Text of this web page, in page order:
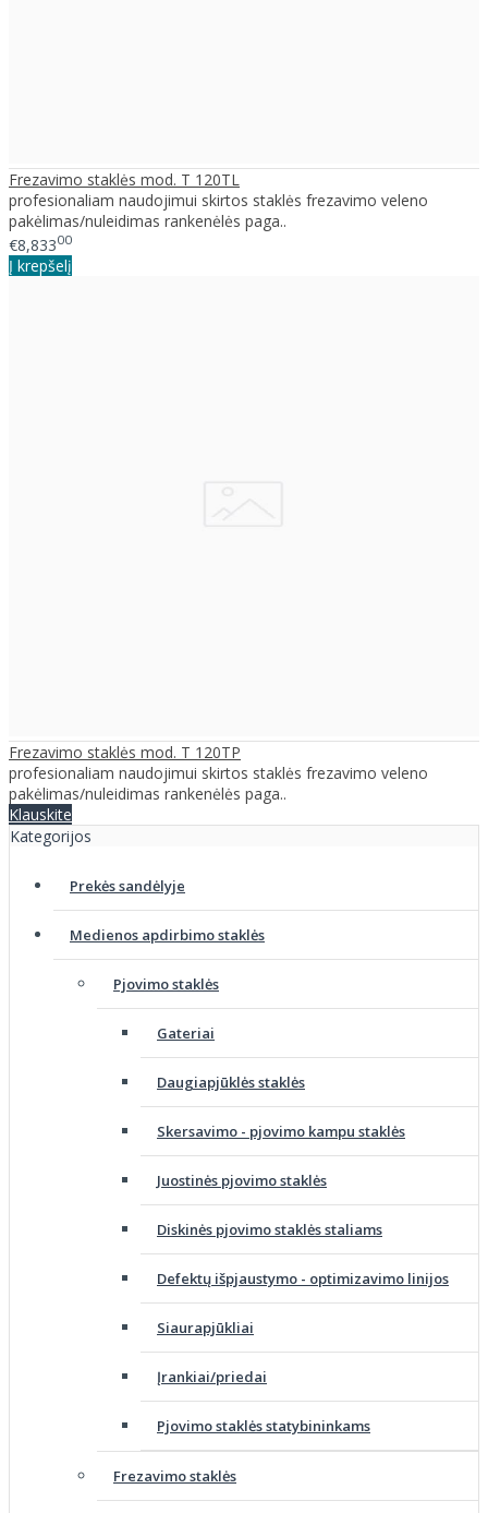
Frezavimo staklės mod. T 120TL
profesionaliam naudojimui skirtos staklės frezavimo veleno
pakėlimas/nuleidimas rankenėlės paga..
€8,83300
Į krepšelį
Frezavimo staklės mod. T 120TP
profesionaliam naudojimui skirtos staklės frezavimo veleno
pakėlimas/nuleidimas rankenėlės paga..
Klauskite
Kategorijos
Prekės sandėlyje
Medienos apdirbimo staklės
Pjovimo staklės
Gateriai
Daugiapjūklės staklės
Skersavimo - pjovimo kampu staklės
Juostinės pjovimo staklės
Diskinės pjovimo staklės staliams
Defektų išpjaustymo - optimizavimo linijos
Siaurapjūkliai
Įrankiai/priedai
Pjovimo staklės statybininkams
Frezavimo staklės